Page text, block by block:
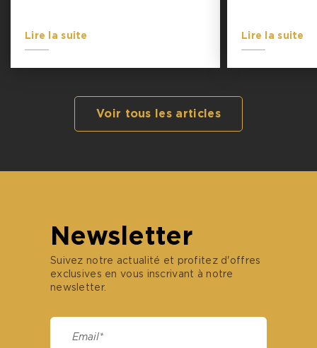
Lire la suite Lire la suite
Voir tous les articles
Newsletter
Suivez notre actualité et profitez d'offres
exclusives en vous inscrivant à notre
newsletter.